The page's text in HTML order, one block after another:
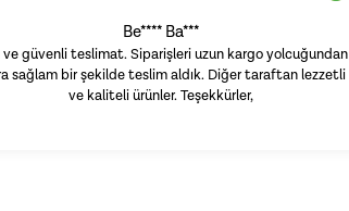
Be**** Ba***
ve güvenli teslimat. Siparişleri uzun kargo yolcuğundan
sağlam bir şekilde teslim aldık. Diğer taraftan lezzetli
ve kaliteli ürünler. Teşekkürler,